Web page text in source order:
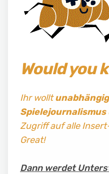
Would you
Ihr wollt
Spielejournalismus
Zugriff auf alle
Great!
Dann werdet